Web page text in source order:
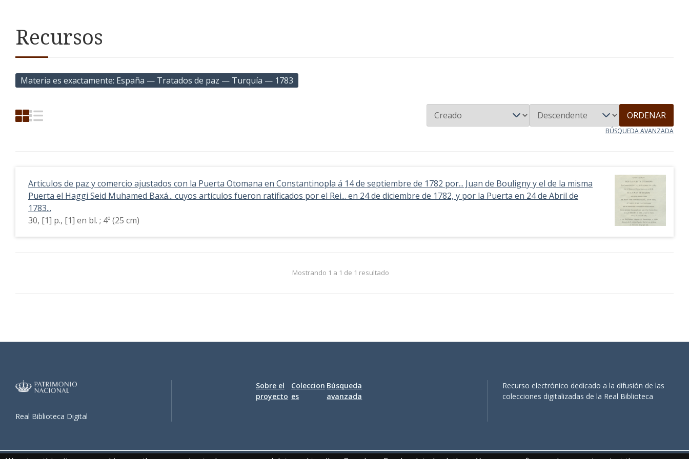
Recursos
Materia es exactamente España — Tratados de paz — Turquía — 1783
ORDENAR
BÚSQUEDA AVANZADA
Articulos de paz y comercio ajustados con la Puerta Otomana en Constantinopla á 14 de septiembre de 1782 por... Juan de Bouligny y el de la misma
Puerta el Haggi Seid Muhamed Baxá... cuyos artículos fueron ratificados por el Rei... en 24 de diciembre de 1782, y por la Puerta en 24 de Abril de
1783...
30, [1] p., [1] en bl. ; 4º (25 cm)
Mostrando 1 a 1 de 1 resultado
Real Biblioteca Digital
Sobre el
proyecto
Coleccion
es
Búsqueda
avanzada
Recurso electrónico dedicado a la difusión de las
colecciones digitalizadas de la Real Biblioteca